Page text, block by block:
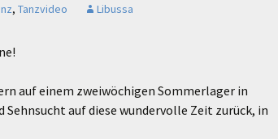
, Tanzvideo Libussa
auf einem zweiwöchigen Sommerlager in
auf diese wundervolle Zeit zurück, in